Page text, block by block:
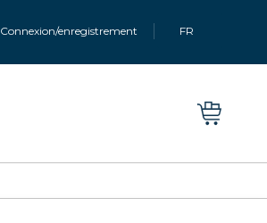
Connexion/enregistrement FR